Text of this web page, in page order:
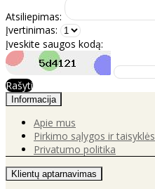
Atsiliepimas:
Įvertinimas:
Įveskite saugos kodą:
Rašyti
Informacija
Apie mus
Pirkimo sąlygos ir taisyklės
Privatumo politika
Klientų aptarnavimas